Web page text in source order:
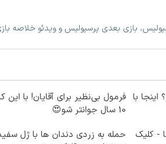
بازی بعدی پرسپولیس و ویدئو خلاصه
با فرمول بی‌نظیر برای آقایان! با
10 سال جوانتر شو😍
- کلیک
حمله به زردی دندان ها با ژل